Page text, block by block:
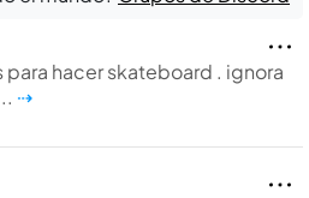
para hacer skateboard . ignora
⇢